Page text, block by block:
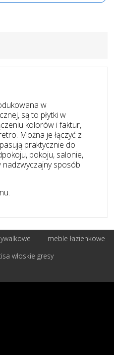
w
są to płytki w
kolorów i faktur,
Można je łączyć z
praktycznie do
pokoju, salonie,
nadzwyczajny sposób
meble łazienkowe
włoskie gresy